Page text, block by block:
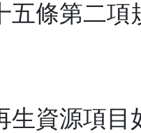
五條第二項
生資源項目